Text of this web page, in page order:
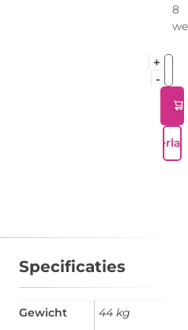
8
-
+
Specificaties
Gewicht 44 kg